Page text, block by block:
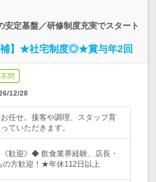
定基盤／研修制度充実でスタート
補】★社宅制度◎★賞与年2回
問
12/28
任せ。接客や調理、スタッフ育
ていただきます。
歓迎》◆ 飲食業界経験、店長・
の方歓迎！★年休112日以上